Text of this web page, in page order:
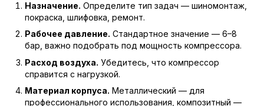
Назначение. Определите тип задач — шиномонтаж,
покраска, шлифовка, ремонт.
Рабочее давление. Стандартное значение — 6–8
бар, важно подобрать под мощность компрессора.
Расход воздуха. Убедитесь, что компрессор
справится с нагрузкой.
Материал корпуса. Металлический — для
профессионального использования, композитный —